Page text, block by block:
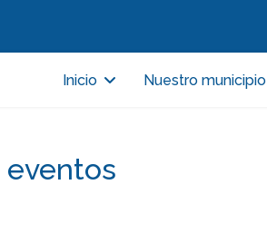
Inicio Nuestro municipio
eventos